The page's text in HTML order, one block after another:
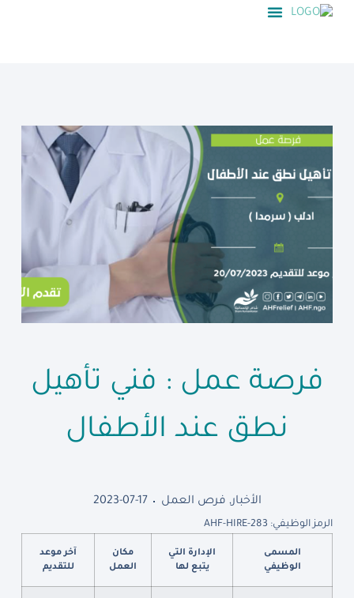
فرصة عمل : فني تأهيل
نطق عند الأطفال
الأخبار, فرص العمل 2023-07-17
الرمز الوظيفي: AHF-HIRE-283
المسمى
الوظيفي
الإدارة التي
يتبع لها
مكان
العمل
آخر موعد
للتقديم